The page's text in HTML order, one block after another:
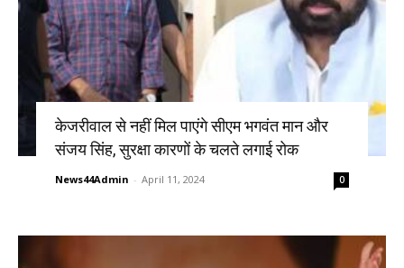
केजरीवाल से नहीं मिल पाएंगे सीएम भगवंत मान और
संजय सिंह, सुरक्षा कारणों के चलते लगाई रोक
News44Admin - April 11, 2024 0